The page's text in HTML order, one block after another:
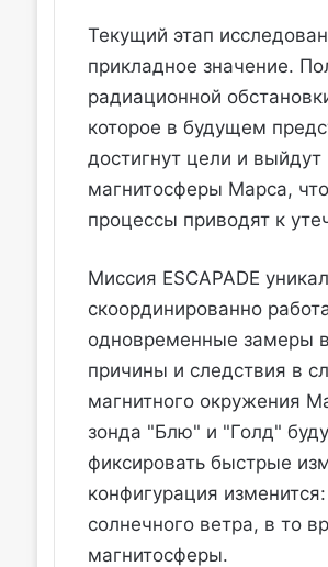
Текущий этап
прикладное значение.
радиационной
которое в будущем
достигнут цели и выйдут
магнитосферы Марса,
процессы приводят к
Миссия ESCAPADE
скоординированно
одновременные замеры в
причины и следствия в
магнитного окружения
зонда "Блю" и "Голд"
фиксировать быстрые
конфигурация
солнечного ветра, в то
магнитосферы.